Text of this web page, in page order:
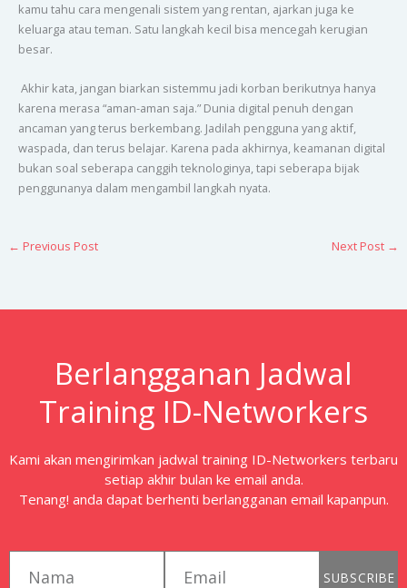
kamu tahu cara mengenali sistem yang rentan, ajarkan juga ke
keluarga atau teman. Satu langkah kecil bisa mencegah kerugian
besar.
Akhir kata, jangan biarkan sistemmu jadi korban berikutnya hanya
karena merasa “aman-aman saja.” Dunia digital penuh dengan
ancaman yang terus berkembang. Jadilah pengguna yang aktif,
waspada, dan terus belajar. Karena pada akhirnya, keamanan digital
bukan soal seberapa canggih teknologinya, tapi seberapa bijak
penggunanya dalam mengambil langkah nyata.
← Previous Post Next Post →
Berlangganan Jadwal
Training ID-Networkers
Kami akan mengirimkan jadwal training ID-Networkers terbaru
setiap akhir bulan ke email anda.
Tenang! anda dapat berhenti berlangganan email kapanpun.
SUBSCRIBE